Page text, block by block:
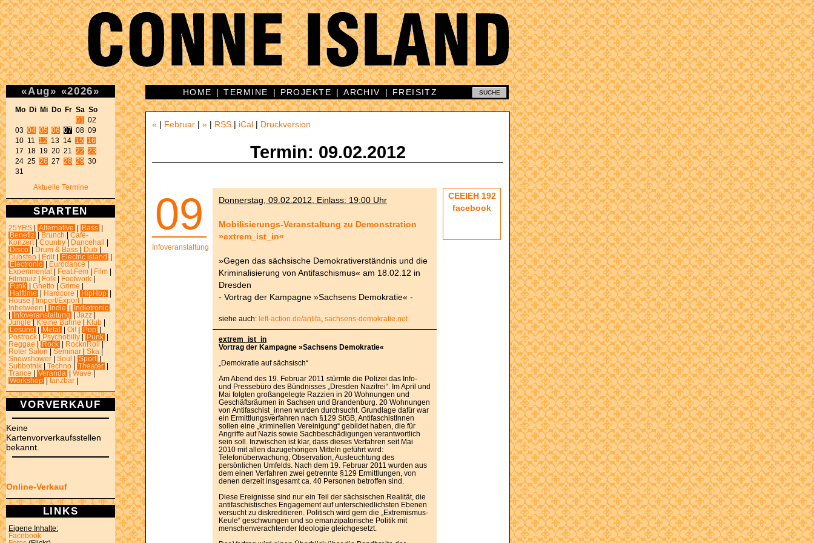
«Aug» «2026»
Mo Di Mi Do Fr Sa So
01
02
03 04 05 06 07 08 09
10 11 12 13 14 15
16
17 18 19 20 21 22 23
24 25 26 27 28 29 30
31
Aktuelle Termine
SPARTEN
25YRS Alternative Bass
Benefiz
Brunch
Café-
Konzert
Country Dancehall
Disco
Drum & Bass Dub
Dubstep
Edit Electric island
Electronic
Eurodance
Experimental
Feat.Fem Film
Filmquiz
Folk Footwork
Funk
Ghetto Grime
Halftime
Hardcore HipHop
House
Import/Export
Inbetween
Indie
Indietronic
Infoveranstaltung Jazz
Jungle
Kleine Bühne Klub
Lesung
Metal Oi! Pop
Postrock
Psychobilly Punk
Reggae
Rock RocknRoll
Roter Salon
Seminar Ska
Snowshower
Soul Sport
Subbotnik
Techno Theater
Trance
Veranda Wave
Workshop
tanzbar
VORVERKAUF
Keine
Kartenvorverkaufsstellen
bekannt.
Online-Verkauf
LINKS
Eigene Inhalte:
Facebook
HOME |TERMINE | PROJEKTE |ARCHIV | FREISITZ
« | Februar | » | RSS | iCal | Druckversion
Termin: 09.02.2012
09
Infoveranstaltung
CEEIEH 192
facebook
Donnerstag, 09.02.2012, Einlass: 19:00 Uhr
Mobilisierungs-Veranstaltung zu Demonstration
»extrem_ist_in«
»Gegen das sächsische Demokrativerständnis und die
Kriminalisierung von Antifaschismus« am 18.02.12 in
Dresden
- Vortrag der Kampagne »Sachsens Demokratie« -
siehe auch: left-action.de/antifa sachsens-demokratie.net
extrem_ist_in
Vortrag der Kampagne »Sachsens Demokratie«
„Demokratie auf sächsisch“
Am Abend des 19. Februar 2011 stürmte die Polizei das Info-
und Pressebüro des Bündnisses „Dresden Nazifrei“. Im April und
Mai folgten großangelegte Razzien in 20 Wohnungen und
Geschäftsräumen in Sachsen und Brandenburg. 20 Wohnungen
von Antifaschist_innen wurden durchsucht. Grundlage dafür war
ein Ermittlungsverfahren nach §129 StGB, AntifaschistInnen
sollen eine „kriminellen Vereinigung“ gebildet haben, die für
Angriffe auf Nazis sowie Sachbeschädigungen verantwortlich
sein soll. Inzwischen ist klar, dass dieses Verfahren seit Mai
2010 mit allen dazugehörigen Mitteln geführt wird:
Telefonüberwachung, Observation, Ausleuchtung des
persönlichen Umfelds. Nach dem 19. Februar 2011 wurden aus
dem einen Verfahren zwei getrennte §129 Ermittlungen, von
denen derzeit insgesamt ca. 40 Personen betroffen sind.
Diese Ereignisse sind nur ein Teil der sächsischen Realität, die
antifaschistisches Engagement auf unterschiedlichsten Ebenen
versucht zu diskreditieren. Politisch wird gern die „Extremismus-
Keule“ geschwungen und so emanzipatorische Politik mit
menschenverachtender Ideologie gleichgesetzt.